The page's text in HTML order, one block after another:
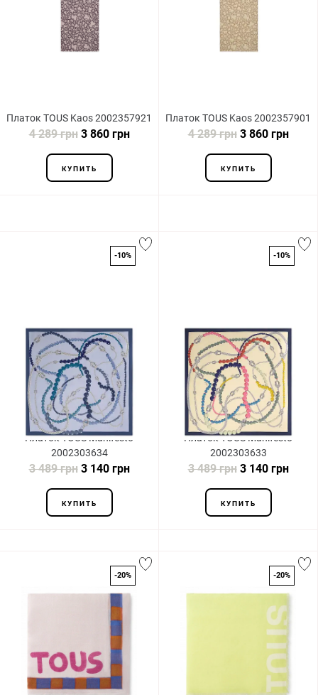
Платок TOUS Kaos 2002357921
4 289 грн3 860 грн
КУПИТЬ
Платок TOUS Kaos 2002357901
4 289 грн3 860 грн
КУПИТЬ
-10%
Платок TOUS Manifesto
2002303634
3 489 грн3 140 грн
КУПИТЬ
-10%
Платок TOUS Manifesto
2002303633
3 489 грн3 140 грн
КУПИТЬ
-20% -20%